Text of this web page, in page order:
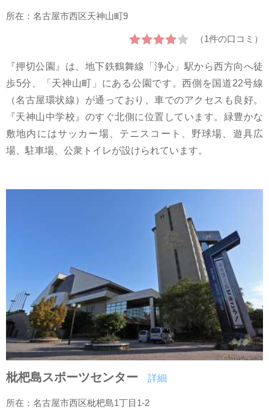
所在：名古屋市西区天神山町9
（1件の口コミ）
『押切公園』は、地下鉄鶴舞線「浄心」駅から西方向へ徒
歩5分、「天神山町」にある公園です。西側を国道22号線
（名古屋環状線）が通っており、車でのアクセスも良好。
『天神山中学校』のすぐ北側に位置しています。緑豊かな
敷地内にはサッカー場、テニスコート、野球場、遊具広
場、駐車場、公衆トイレが設けられています。
枇杷島スポーツセンター 詳細
所在：名古屋市西区枇杷島1丁目1-2